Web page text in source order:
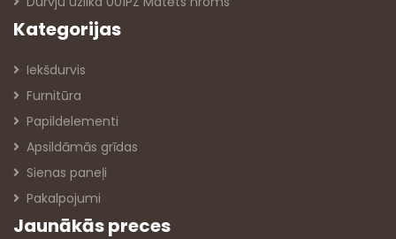
Kategorijas
Iekšdurvis
Furnitūra
Papildelementi
Apsildāmās grīdas
Sienas paneļi
Pakalpojumi
Jaunākās preces